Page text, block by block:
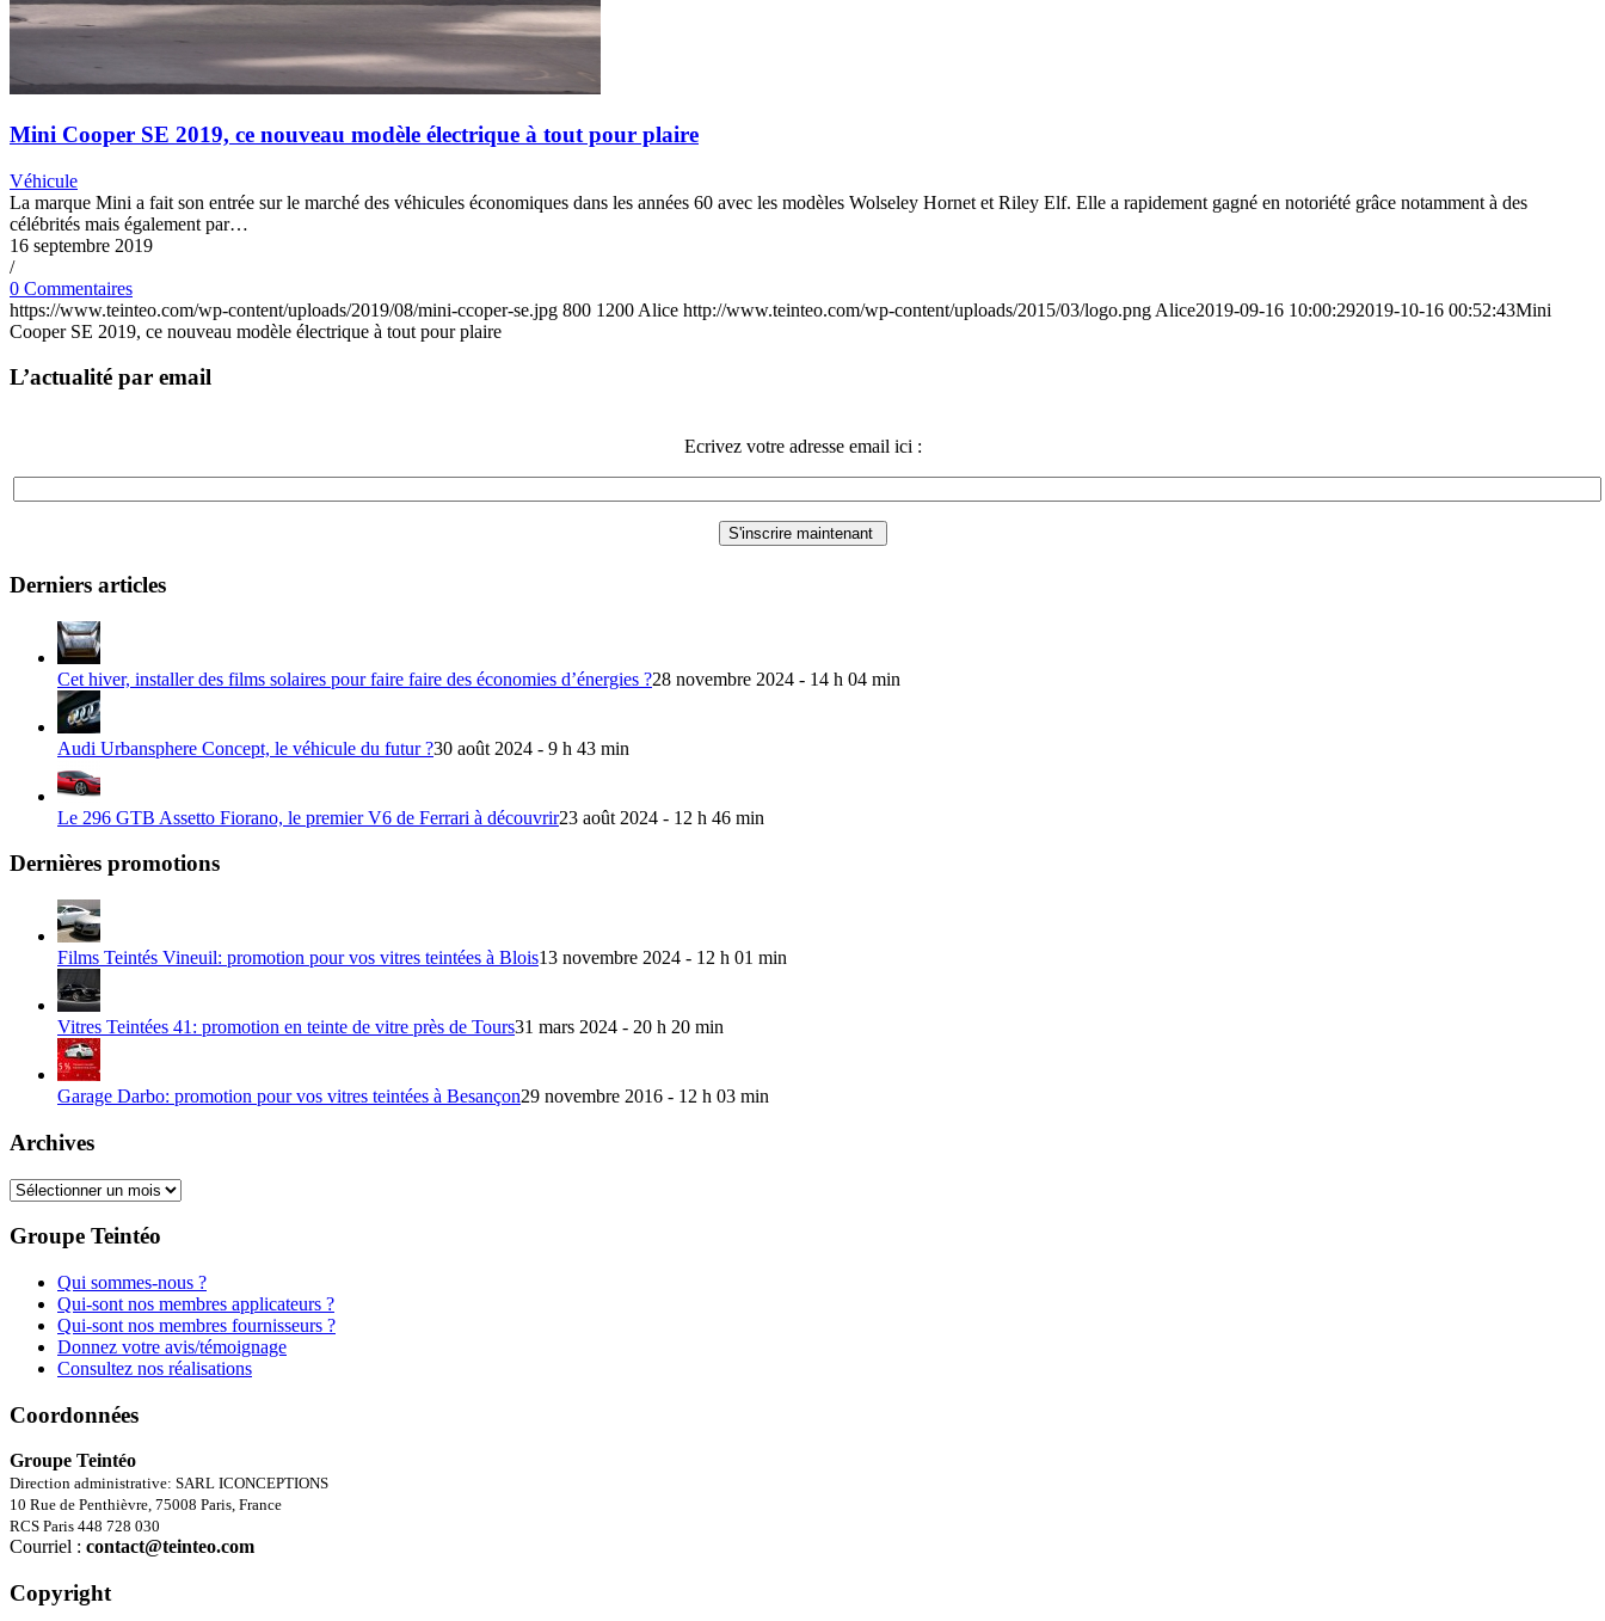
Mini Cooper SE 2019, ce nouveau modèle électrique à tout pour plaire
Véhicule
La marque Mini a fait son entrée sur le marché des véhicules économiques dans les années 60 avec les modèles Wolseley Hornet et Riley Elf. Elle a rapidement gagné en notoriété grâce notamment à des
célébrités mais également par…
16 septembre 2019
/
0 Commentaires
https://www.teinteo.com/wp-content/uploads/2019/08/mini-ccoper-se.jpg 800 1200 Alice http://www.teinteo.com/wp-content/uploads/2015/03/logo.png Alice2019-09-16 10:00:292019-10-16 00:52:43Mini
Cooper SE 2019, ce nouveau modèle électrique à tout pour plaire
L’actualité par email
Ecrivez votre adresse email ici :
Derniers articles
Cet hiver, installer des films solaires pour faire faire des économies d’énergies ?28 novembre 2024 - 14 h 04 min
Audi Urbansphere Concept, le véhicule du futur ?30 août 2024 - 9 h 43 min
Le 296 GTB Assetto Fiorano, le premier V6 de Ferrari à découvrir23 août 2024 - 12 h 46 min
Dernières promotions
Films Teintés Vineuil: promotion pour vos vitres teintées à Blois13 novembre 2024 - 12 h 01 min
Vitres Teintées 41: promotion en teinte de vitre près de Tours31 mars 2024 - 20 h 20 min
Garage Darbo: promotion pour vos vitres teintées à Besançon29 novembre 2016 - 12 h 03 min
Archives
Archives
Groupe Teintéo
Qui sommes-nous ?
Qui-sont nos membres applicateurs ?
Qui-sont nos membres fournisseurs ?
Donnez votre avis/témoignage
Consultez nos réalisations
Coordonnées
Groupe Teintéo
Direction administrative: SARL ICONCEPTIONS
10 Rue de Penthièvre, 75008 Paris, France
RCS Paris 448 728 030
Courriel : contact@teinteo.com
Copyright